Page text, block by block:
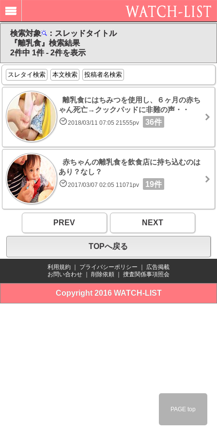
検索対象
：スレッドタイトル
『離乳食』検索結果
2件中 1件 - 2件を表示
スレタイ検索 本文検索 投稿者名検索
離乳食にはちみつを使用し、６ヶ月の赤ち
ゃん死亡→クックパッドに非難の声・・
2018/03/11 07:05 21555pv 36件
赤ちゃんの離乳食を飲食店に持ち込むのは
あり？なし？
2017/03/07 02:05 11071pv 19件
PREV NEXT
TOPへ戻る
利用規約 プライバシーポリシー
広告掲載
お問い合わせ
削除依頼 捜査関係事項照会
Copyright 2016 WATCH-LIST
PAGE top